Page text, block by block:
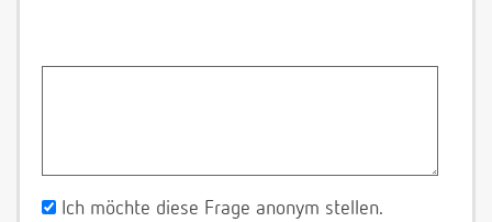
Ich möchte diese Frage anonym stellen.